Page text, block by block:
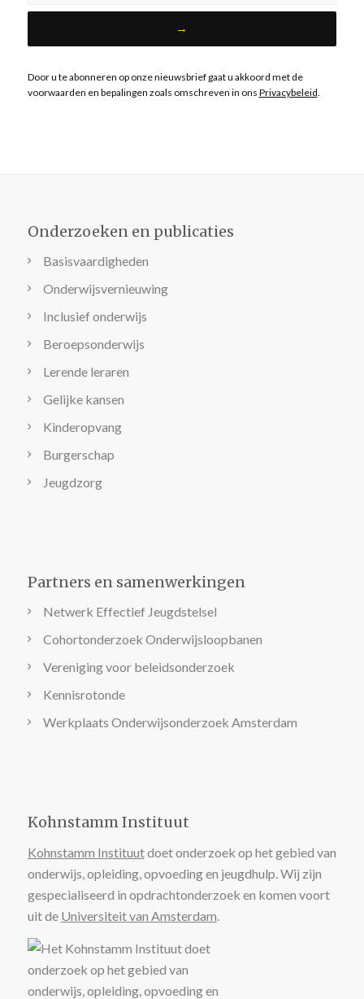
Door u te abonneren op onze nieuwsbrief gaat u akkoord met de
voorwaarden en bepalingen zoals omschreven in ons Privacybeleid.
Onderzoeken en publicaties
Basisvaardigheden
Onderwijsvernieuwing
Inclusief onderwijs
Beroepsonderwijs
Lerende leraren
Gelijke kansen
Kinderopvang
Burgerschap
Jeugdzorg
Partners en samenwerkingen
Netwerk Effectief Jeugdstelsel
Cohortonderzoek Onderwijsloopbanen
Vereniging voor beleidsonderzoek
Kennisrotonde
Werkplaats Onderwijsonderzoek Amsterdam
Kohnstamm Instituut
Kohnstamm Instituutdoet onderzoek op het gebied van
onderwijs, opleiding, opvoeding en jeugdhulp. Wij zijn
gespecialiseerd in opdrachtonderzoek en komen voort
uit de Universiteit van Amsterdam.